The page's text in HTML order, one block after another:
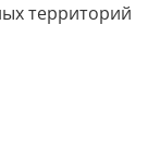
территорий